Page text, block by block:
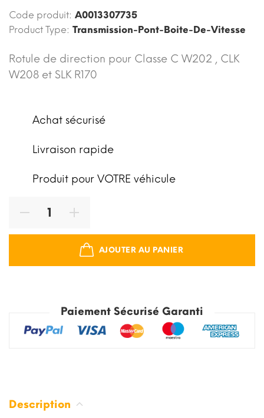
Code produit: A0013307735
Product Type: Transmission-Pont-Boite-De-Vitesse
Rotule de direction pour Classe C W202 , CLK
W208 et SLK R170
Achat sécurisé
Livraison rapide
Produit pour VOTRE véhicule
AJOUTER AU PANIER
Paiement Sécurisé Garanti
Description